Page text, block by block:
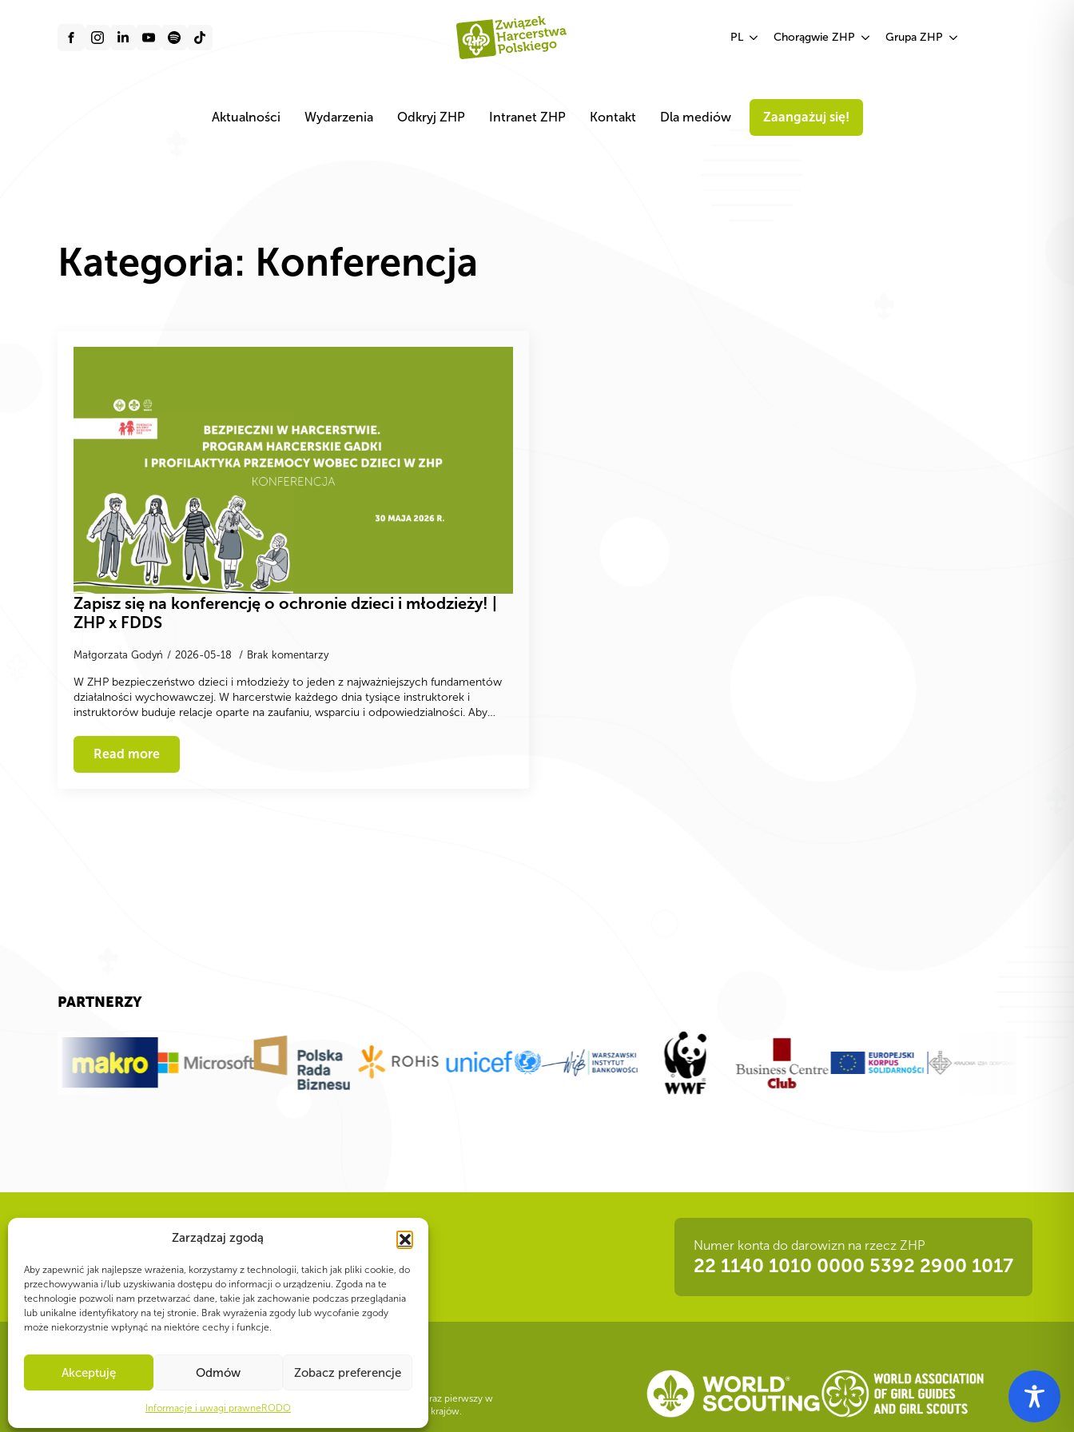
Zarządzaj zgodą
Aby zapewnić jak najlepsze wrażenia, korzystamy z technologii, takich jak pliki cookie, do
przechowywania i/lub uzyskiwania dostępu do informacji o urządzeniu. Zgoda na te
technologie pozwoli nam przetwarzać dane, takie jak zachowanie podczas przeglądania
lub unikalne identyfikatory na tej stronie. Brak wyrażenia zgody lub wycofanie zgody
może niekorzystnie wpłynąć na niektóre cechy i funkcje.
Akceptuję Odmów Zobacz preferencje
Informacje i uwagi prawne RODO
PL Chorągwie ZHP Grupa ZHP
Aktualności Wydarzenia Odkryj ZHP Intranet ZHP Kontakt Dla mediów Zaangażuj się!
Kategoria: Konferencja
Zapisz się na konferencję o ochronie dzieci i młodzieży! |
ZHP x FDDS
Małgorzata Godyń 2026-05-18 Brak komentarzy
W ZHP bezpieczeństwo dzieci i młodzieży to jeden z najważniejszych fundamentów
działalności wychowawczej. W harcerstwie każdego dnia tysiące instruktorek i
instruktorów buduje relacje oparte na zaufaniu, wsparciu i odpowiedzialności. Aby…
Read more
PARTNERZY
WSPÓLNIE DLA HARCERSKIEJ MISJI
Twoje wsparcie, nasza siła!
Numer konta do darowizn na rzecz ZHP
22 1140 1010 0000 5392 2900 1017
CZY WIESZ, ŻE...
ZHP jest organizatorem 26. Światowego Jamboree Skautowego, które w 2027 roku po raz pierwszy w
historii odbędzie się w Polsce. Do Gdańska wówczas przyjedzie 50 tys. skautów ze 176 krajów.